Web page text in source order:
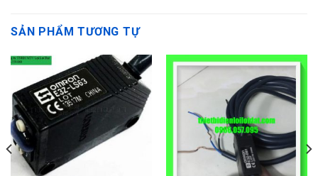
SẢN PHẨM TƯƠNG TỰ